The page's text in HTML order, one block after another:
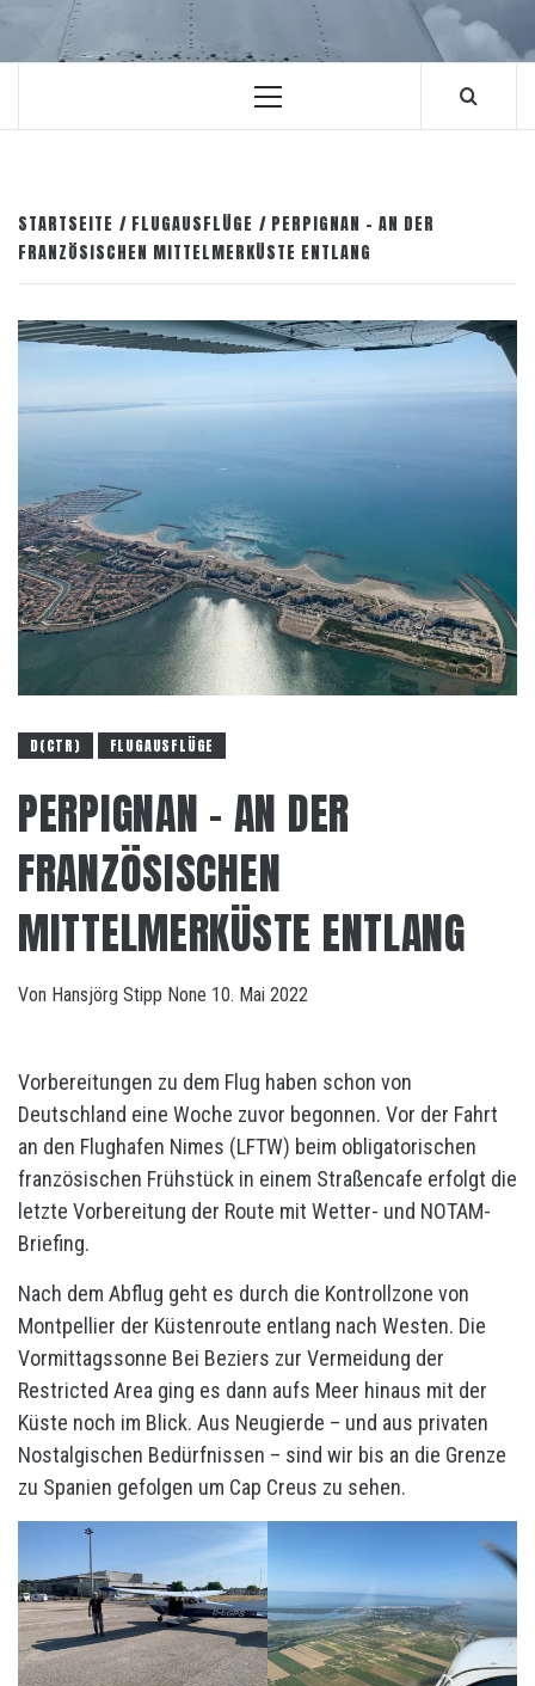
Primäres
STARTSEITE FLUGAUSFLÜGE
PERPIGNAN – AN DER
FRANZÖSISCHEN MITTELMERKÜSTE ENTLANG
D(CTR) FLUGAUSFLÜGE
PERPIGNAN – AN DER
FRANZÖSISCHEN
MITTELMERKÜSTE ENTLANG
Von Hansjörg Stipp None 10. Mai 2022
Vorbereitungen zu dem Flug haben schon von
Deutschland eine Woche zuvor begonnen. Vor der Fahrt
an den Flughafen Nimes (LFTW) beim obligatorischen
französischen Frühstück in einem Straßencafe erfolgt die
letzte Vorbereitung der Route mit Wetter- und NOTAM-
Briefing.
Nach dem Abflug geht es durch die Kontrollzone von
Montpellier der Küstenroute entlang nach Westen. Die
Vormittagssonne Bei Beziers zur Vermeidung der
Restricted Area ging es dann aufs Meer hinaus mit der
Küste noch im Blick. Aus Neugierde – und aus privaten
Nostalgischen Bedürfnissen – sind wir bis an die Grenze
zu Spanien gefolgen um Cap Creus zu sehen.